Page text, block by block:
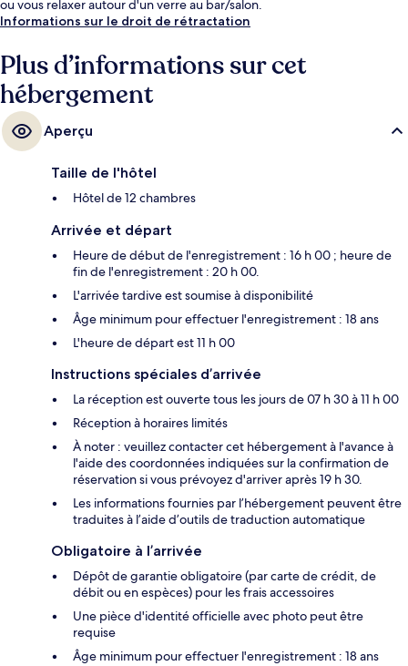
ou vous relaxer autour d'un verre au bar/salon.
Informations sur le droit de rétractation
Plus d’informations sur cet
hébergement
Aperçu
Taille de l'hôtel
Hôtel de 12 chambres
Arrivée et départ
Heure de début de l'enregistrement : 16 h 00 ; heure de
fin de l'enregistrement : 20 h 00.
L'arrivée tardive est soumise à disponibilité
Âge minimum pour effectuer l'enregistrement : 18 ans
L'heure de départ est 11 h 00
Instructions spéciales d’arrivée
La réception est ouverte tous les jours de 07 h 30 à 11 h 00
Réception à horaires limités
À noter : veuillez contacter cet hébergement à l'avance à
l'aide des coordonnées indiquées sur la confirmation de
réservation si vous prévoyez d'arriver après 19 h 30.
Les informations fournies par l’hébergement peuvent être
traduites à l’aide d’outils de traduction automatique
Obligatoire à l’arrivée
Dépôt de garantie obligatoire (par carte de crédit, de
débit ou en espèces) pour les frais accessoires
Une pièce d'identité officielle avec photo peut être
requise
Âge minimum pour effectuer l'enregistrement : 18 ans